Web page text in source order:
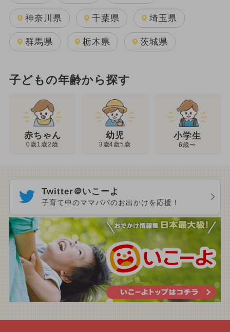
神奈川県 千葉県 埼玉県
群馬県 栃木県 茨城県
子どもの年齢から探す
赤ちゃん
0歳1歳2歳
幼児
3歳4歳5歳
小学生
6歳〜
Twitter＠いこーよ
子育て中のママパパのお出かけを応援！